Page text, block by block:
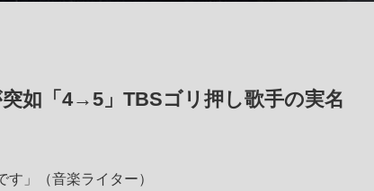
如「4→5」TBSゴリ押し歌手の実名
す」（音楽ライター）